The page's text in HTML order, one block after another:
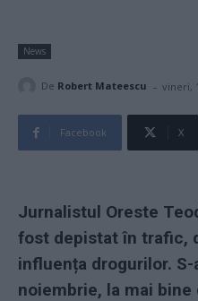
News
De Robert Mateescu - vineri,
Facebook X
Jurnalistul Oreste
fost depistat în trafic,
influența drogurilor.
noiembrie, la mai